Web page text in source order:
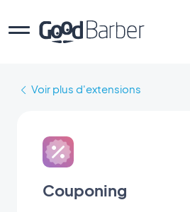
Voir plus d'extensions
Couponing